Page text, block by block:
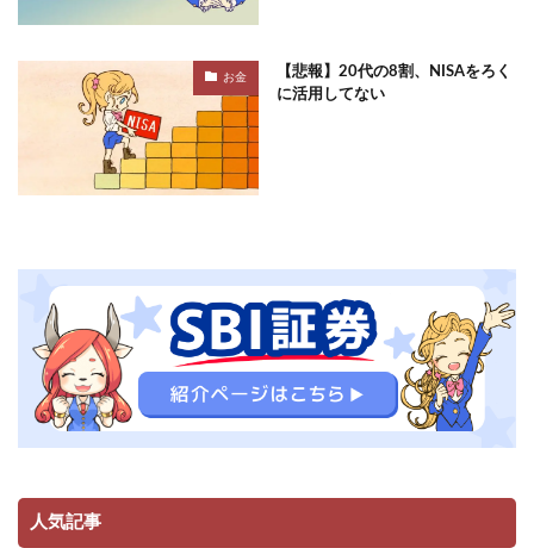
お金
【悲報】20代の8割、NISAをろく
に活用してない
人気記事